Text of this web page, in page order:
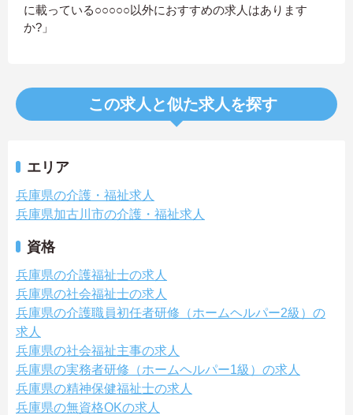
に載っている○○○○○以外におすすめの求人はあります
か?」
この求人と似た求人を探す
エリア
兵庫県の介護・福祉求人
兵庫県加古川市の介護・福祉求人
資格
兵庫県の介護福祉士の求人
兵庫県の社会福祉士の求人
兵庫県の介護職員初任者研修（ホームヘルパー2級）の
求人
兵庫県の社会福祉主事の求人
兵庫県の実務者研修（ホームヘルパー1級）の求人
兵庫県の精神保健福祉士の求人
兵庫県の無資格OKの求人